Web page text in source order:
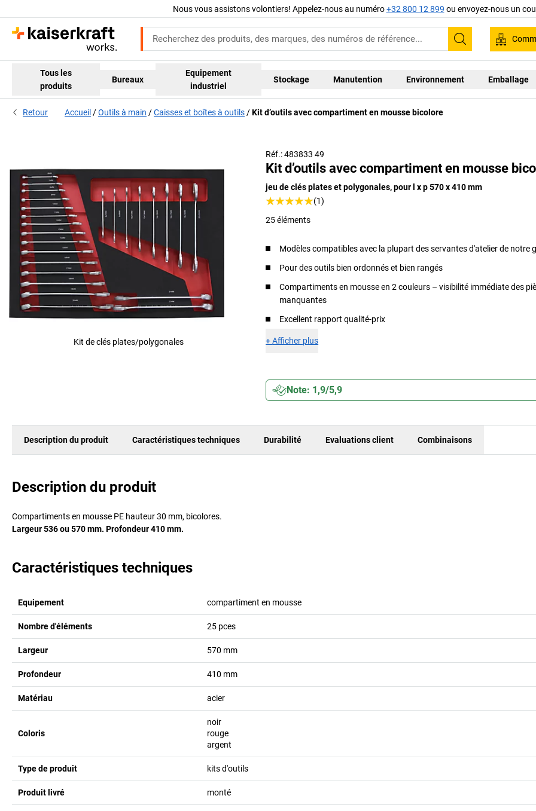
Nous vous assistons volontiers! Appelez-nous au numéro+32 800 12 899 ou envoyez-nous un
Recherche
Tous les
produits
Bureaux
Equipement
industriel
Stockage Manutention Environnement Emballage
Retour Accueil Outils à main Caisses et boîtes à outils Kit d’outils avec compartiment en mousse bicolore
Réf.: 483833 49
Kit d’outils avec compartiment en mousse
jeu de clés plates et polygonales, pour l x p 570 x 410 mm
(1)
25 éléments
Modèles compatibles avec la plupart des servantes d'atelier de notre
Pour des outils bien ordonnés et bien rangés
Compartiments en mousse en 2 couleurs – visibilité immédiate des
manquantes
Excellent rapport qualité-prix
+Afficher plus
Note: 1,9/5,9
Kit de clés plates/polygonales
Description du produit Caractéristiques techniques Durabilité Evaluations client Combinaisons
Description du produit
Compartiments en mousse PE hauteur 30 mm, bicolores.
Largeur 536 ou 570 mm. Profondeur 410 mm.
Caractéristiques techniques
Equipement compartiment en mousse
Nombre d'éléments 25 pces
Largeur 570 mm
Profondeur 410 mm
Matériau acier
Coloris
noir
rouge
argent
Type de produit kits d'outils
Produit livré monté